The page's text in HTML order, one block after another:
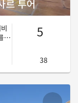
르 투어
5
38